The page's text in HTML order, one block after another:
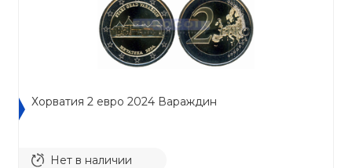
Хорватия 2 евро 2024 Вараждин
Нет в наличии